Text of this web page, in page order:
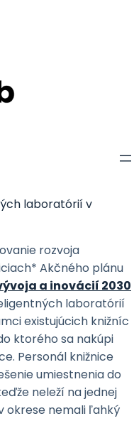
laboratórií v
rozvoja
Akčného plánu
a inovácií 2030
laboratórií
existujúcich knižníc
ktorého sa nakúpi
Personál knižnice
umiestnenia do
neleží na jednej
okrese nemali ľahký